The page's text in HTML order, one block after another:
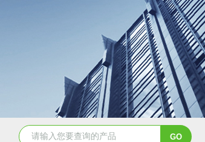
GSH-0.5L0.5L不锈钢磁力密封聚酯反应釜